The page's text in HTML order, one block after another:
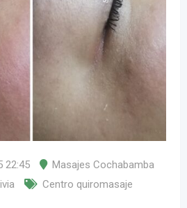
22:45
Masajes Cochabamba
Centro quiromasaje